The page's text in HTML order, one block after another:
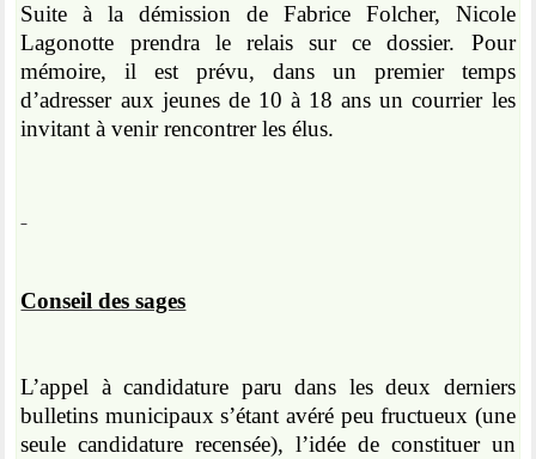
Suite à la démission de Fabrice Folcher, Nicole
Lagonotte prendra le relais sur ce dossier. Pour
mémoire, il est prévu, dans un premier temps
d’adresser aux jeunes de 10 à 18 ans un courrier les
invitant à venir rencontrer les élus.
Conseil des sages
L’appel à candidature paru dans les deux derniers
bulletins municipaux s’étant avéré peu fructueux (une
seule candidature recensée), l’idée de constituer un